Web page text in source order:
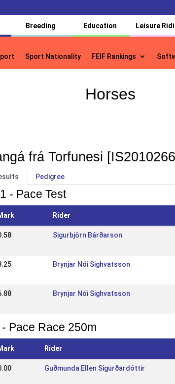
Breeding Education Leisure
Sport Nationality FEIF Rankings
Sport Nationality FEIF Rankings
Horses
frá Torfunesi
Pedigree
- Pace Test
Rider
Sigurbjörn Bárðarson
Brynjar Nói Sighvatsson
Brynjar Nói Sighvatsson
Pace Race 250m
Rider
Guðmunda Ellen Sigurðardóttir